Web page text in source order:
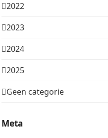
2022
2023
2024
2025
Geen categorie
Meta